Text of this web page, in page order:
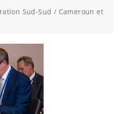
Sud-Sud / Cameroun et